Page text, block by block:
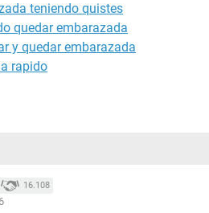
teniendo quistes
quedar embarazada
y quedar embarazada
rapido
16.108